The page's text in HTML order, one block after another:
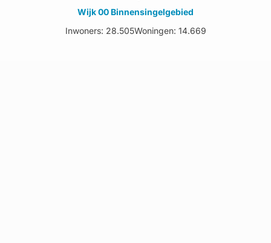
Wijk 00 Binnensingelgebied
Inwoners: 28.505Woningen: 14.669